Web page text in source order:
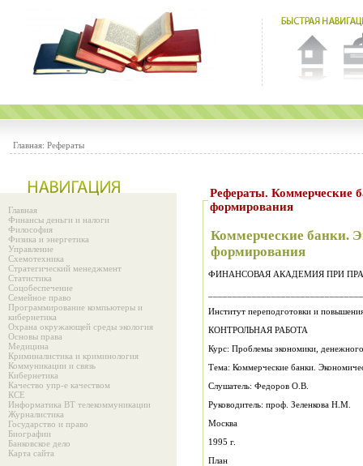
Главная: Рефераты
Главная
Финансы деньги и налоги
Философия
Физика и энергетика
Управление
Схемотехника
Стратегический менеджмент
Статистика
Соцобеспечение
Семейное право
Программирование компьютеры и
кибернетика
Охрана окружающей среды экология
Основы права
Медицина
Криминалистика и криминология
Коммуникации и связь
Кибернетика
Качество упр-е качеством
КСЕ
Информатика ВТ телекоммуникации
Журналистика
Государство и право
Биографии
Банковское дело
Карта сайта
Рефераты. Коммерческие
формирования
Коммерческие банки.
формирования
ФИНАНСОВАЯ АКАДЕМИЯ ПРИ
Институт переподготовки и
КОНТРОЛЬНАЯ РАБОТА
Курс: Проблемы экономики,
Тема: Коммерческие банки.
Слушатель: Федоров О.В.
Руководитель: проф. Зеленкова Н.М.
Москва
1995 г.
План